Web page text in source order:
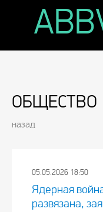
ОБЩЕСТВО
назад
05.05.2026 18:50
Ядерная
развязана,